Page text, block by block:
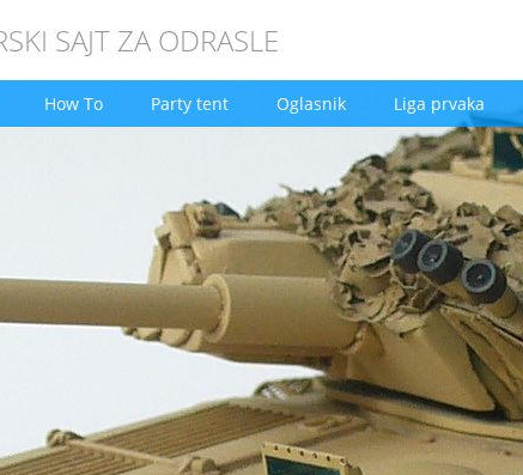
SAJT ZA ODRASLE
How To Party tent Oglasnik Liga prvaka